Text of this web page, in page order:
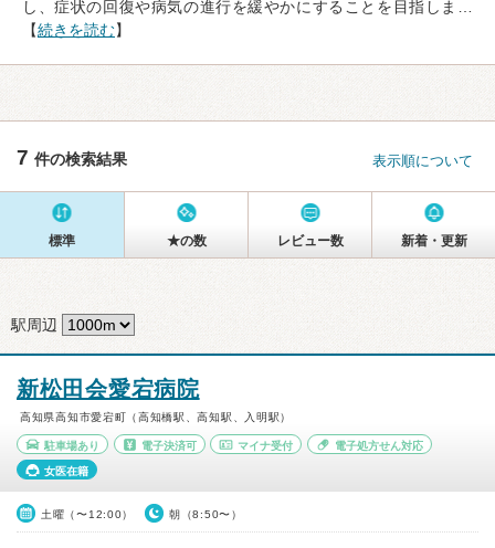
し、症状の回復や病気の進行を緩やかにすることを目指しま…
【続きを読む】
7 件の検索結果 表示順について
標準 ★の数 レビュー数 新着・更新
駅周辺
新松田会愛宕病院
高知県高知市愛宕町（高知橋駅、高知駅、入明駅）
駐車場あり 電子決済可 マイナ受付 電子処方せん対応
女医在籍
土曜（〜12:00） 朝（8:50〜）